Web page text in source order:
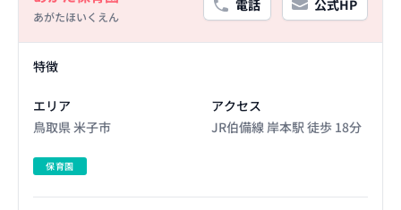
あがたほいくえん
電話 公式HP
特徴
エリア
鳥取県 米子市
アクセス
JR伯備線 岸本駅 徒歩 18分
保育園